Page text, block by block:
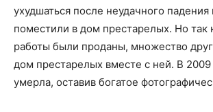
ухудшаться после неудачного падения
поместили в дом престарелых. Но так
работы были проданы, множество
дом престарелых вместе с ней. В 2009
умерла, оставив богатое